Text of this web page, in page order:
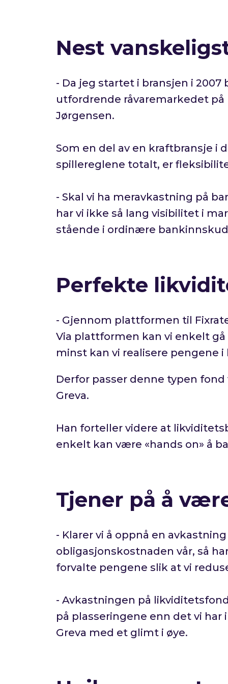
Nest
- Da jeg startet i bransjen i
utfordrende råvaremarkedet
Jørgensen.
Som en del av en kraftbransje i
spillereglene totalt, er
- Skal vi ha meravkastning på
har vi ikke så lang visibilitet i
stående i ordinære
Perfekte
- Gjennom plattformen til
Via plattformen kan vi enkelt
minst kan vi realisere pengene
Derfor passer denne typen
Greva.
Han forteller videre at
enkelt kan være «hands on» å
Tjener på å
- Klarer vi å oppnå en
obligasjonskostnaden vår, så
forvalte pengene slik at vi
- Avkastningen på
på plasseringene enn det vi har
Greva med et glimt i øye.